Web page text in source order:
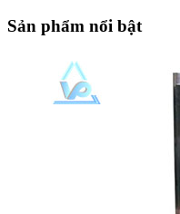
Sản phẩm nổi bật